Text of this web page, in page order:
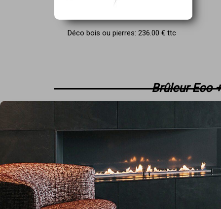
Déco bois ou pierres: 236.00 € ttc
Brûleur Eco